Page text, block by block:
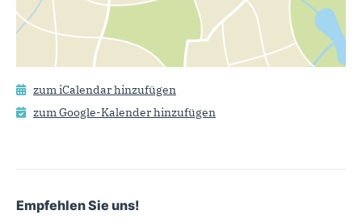
zum iCalendar hinzufügen
zum Google-Kalender hinzufügen
Empfehlen Sie uns!